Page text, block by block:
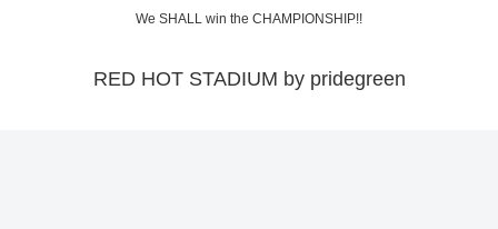
We SHALL win the CHAMPIONSHIP!!
RED HOT STADIUM by pridegreen